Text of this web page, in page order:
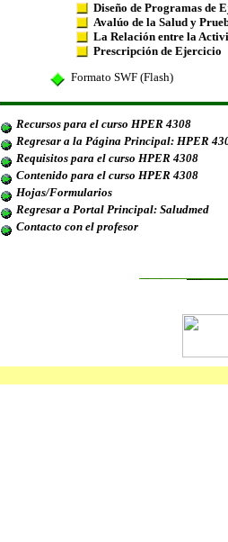
Diseño de Programas de
Avalúo de la Salud y
La Relación entre la
Prescripción de Ejercicio
Formato SWF (Flash)
Recursos para el curso HPER 4308
Regresar a la Página Principal: HPER
Requisitos para el curso HPER 4308
Contenido para el curso HPER 4308
Hojas/Formularios
Regresar a Portal Principal: Saludmed
Contacto con el profesor